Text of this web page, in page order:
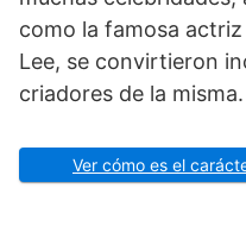
como la famosa
Lee, se convirtieron
criadores de la misma.
Ver cómo es el